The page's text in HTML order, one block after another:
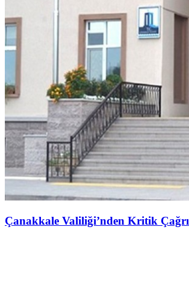
Çanakkale Valiliği’nden Kritik Çağrı